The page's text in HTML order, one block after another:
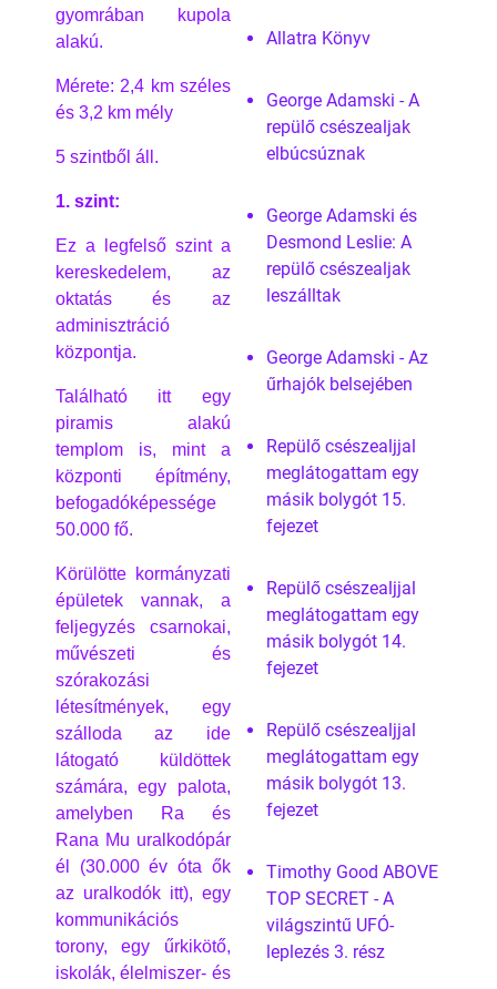
gyomrában kupola
alakú.
Mérete: 2,4 km széles
és 3,2 km mély
5 szintből áll.
1. szint:
Ez a legfelső szint a
kereskedelem, az
oktatás és az
adminisztráció
központja.
Található itt egy
piramis alakú
templom is, mint a
központi építmény,
befogadóképessége
50.000 fő.
Körülötte kormányzati
épületek vannak, a
feljegyzés csarnokai,
művészeti és
szórakozási
létesítmények, egy
szálloda az ide
látogató küldöttek
számára, egy palota,
amelyben Ra és
Rana Mu uralkodópár
él (30.000 év óta ők
az uralkodók itt), egy
kommunikációs
torony, egy űrkikötő,
iskolák, élelmiszer- és
Allatra Könyv
George Adamski - A
repülő csészealjak
elbúcsúznak
George Adamski és
Desmond Leslie: A
repülő csészealjak
leszálltak
George Adamski - Az
űrhajók belsejében
Repülő csészealjjal
meglátogattam egy
másik bolygót 15.
fejezet
Repülő csészealjjal
meglátogattam egy
másik bolygót 14.
fejezet
Repülő csészealjjal
meglátogattam egy
másik bolygót 13.
fejezet
Timothy Good ABOVE
TOP SECRET - A
világszintű UFÓ-
leplezés 3. rész